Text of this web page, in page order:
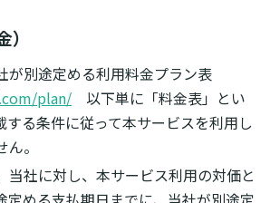
が別途定める利用料金プラン表
plan/ 以下単に「料金表」とい
する条件に従って本サービスを利用し
。
当社に対し、本サービス利用の対価と